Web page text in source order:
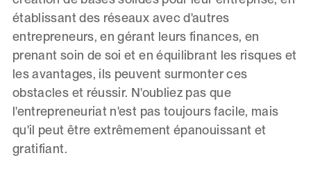
établissant des réseaux avec d'autres
entrepreneurs, en gérant leurs finances, en
prenant soin de soi et en équilibrant les risques et
les avantages, ils peuvent surmonter ces
obstacles et réussir. N'oubliez pas que
l'entrepreneuriat n'est pas toujours facile, mais
qu'il peut être extrêmement épanouissant et
gratifiant.